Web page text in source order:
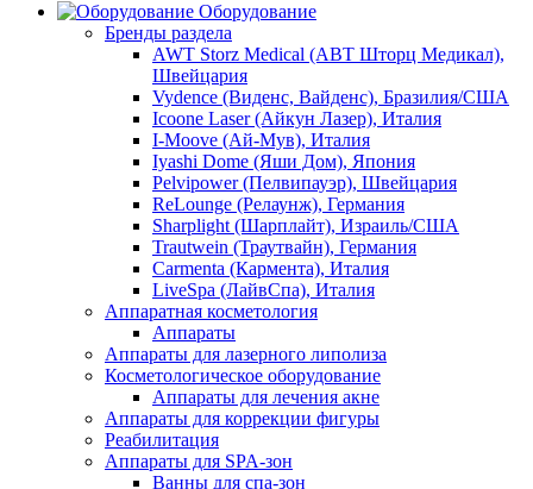
Оборудование
Бренды раздела
AWT Storz Medical (АВТ Шторц Медикал),
Швейцария
Vydence (Виденс, Вайденс), Бразилия/США
Icoone Laser (Айкун Лазер), Италия
I-Moove (Ай-Мув), Италия
Iyashi Dome (Яши Дом), Япония
Pelvipower (Пелвипауэр), Швейцария
ReLounge (Релаунж), Германия
Sharplight (Шарплайт), Израиль/США
Trautwein (Траутвайн), Германия
Carmenta (Кармента), Италия
LiveSpa (ЛайвСпа), Италия
Аппаратная косметология
Аппараты
Аппараты для лазерного липолиза
Косметологическое оборудование
Аппараты для лечения акне
Аппараты для коррекции фигуры
Реабилитация
Аппараты для SPA-зон
Ванны для спа-зон